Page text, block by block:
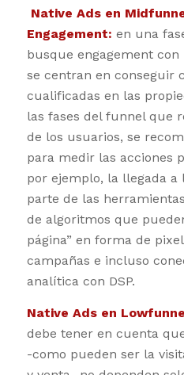
Native Ads en
Engagement: en una
busque engagement
se centran en conseguir
cualificadas en las
las fases del funnel que
de los usuarios, se
para medir las acciones
por ejemplo, la llegada a
parte de las
de algoritmos que
página” en forma de
campañas e incluso
analítica con DSP.
Native Ads en
debe tener en cuenta
-como pueden ser la